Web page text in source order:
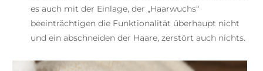
es auch mit der Einlage, der „Haarwuchs“
beeinträchtigen die Funktionalität überhaupt nicht
und ein abschneiden der Haare, zerstört auch nichts.